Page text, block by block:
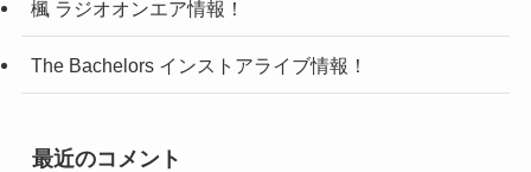
楓 ラジオオンエア情報！
The Bachelors インストアライブ情報！
最近のコメント